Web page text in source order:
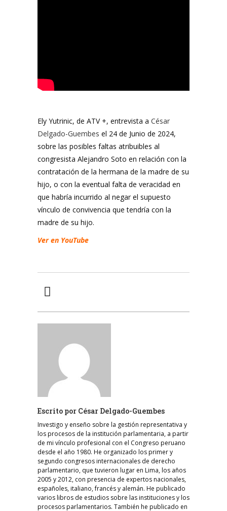
Ely Yutrinic, de ATV +, entrevista a César
Delgado-Guembes el 24 de Junio de 2024,
sobre las posibles faltas atribuibles al
congresista Alejandro Soto en relación con la
contratación de la hermana de la madre de su
hijo, o con la eventual falta de veracidad en
que habría incurrido al negar el supuesto
vínculo de convivencia que tendría con la
madre de su hijo.
Ver en YouTube
Escrito por César Delgado-Guembes
Investigo y enseño sobre la gestión representativa y
los procesos de la institución parlamentaria, a partir
de mi vínculo profesional con el Congreso peruano
desde el año 1980. He organizado los primer y
segundo congresos internacionales de derecho
parlamentario, que tuvieron lugar en Lima, los años
2005 y 2012, con presencia de expertos nacionales,
españoles, italiano, francés y alemán. He publicado
varios libros de estudios sobre las instituciones y los
procesos parlamentarios. También he publicado en